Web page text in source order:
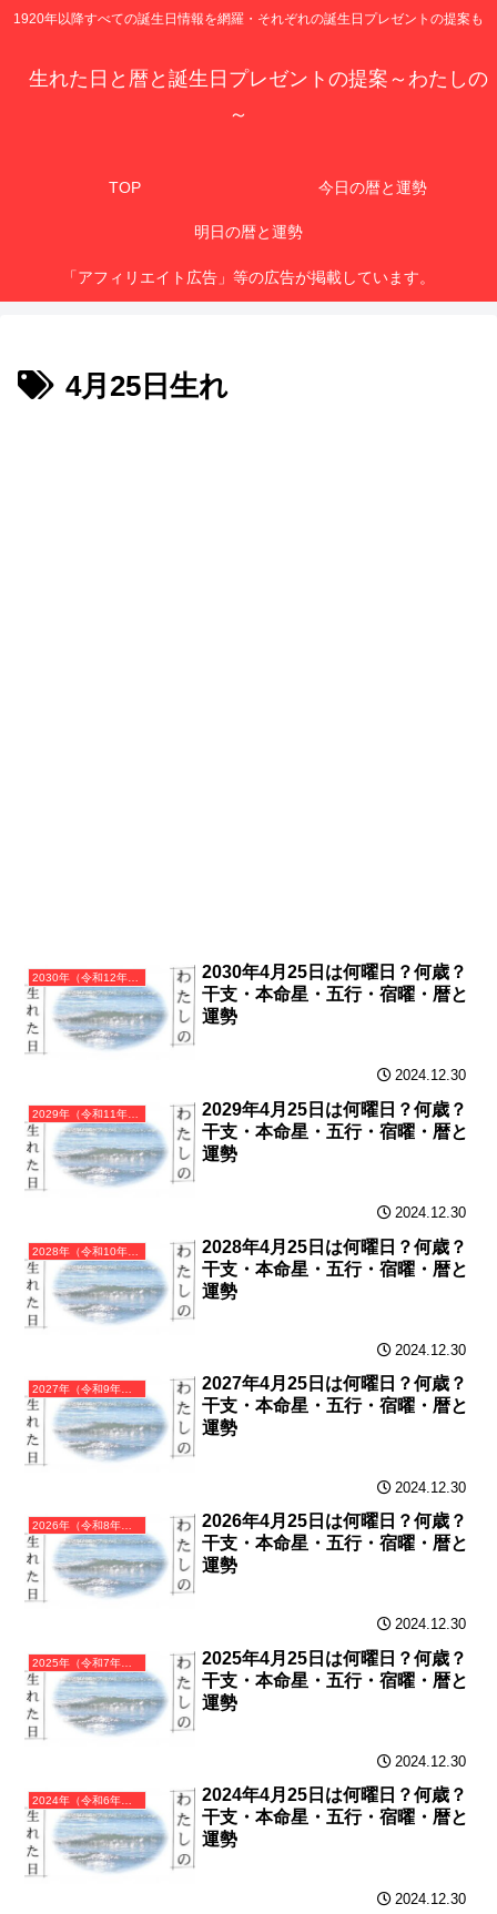
1920年以降すべての誕生日情報を網羅・それぞれの誕生日プレゼントの提案も
生れた日と暦と誕生日プレゼントの提案～わたしの
～
TOP 今日の暦と運勢
明日の暦と運勢
「アフィリエイト広告」等の広告が掲載しています。
4月25日生れ
2030年（令和12年）庚戌（かのえいぬ）・戌年（いぬ年）カレンダー（月曜はじまり）
2030年4月25日は何曜日？何歳？
干支・本命星・五行・宿曜・暦と
運勢
2024.12.30
2029年（令和11年）己酉（つちのととり）・酉年（とり年）カレンダー（月曜はじまり）
2029年4月25日は何曜日？何歳？
干支・本命星・五行・宿曜・暦と
運勢
2024.12.30
2028年（令和10年）戊申（つちのえさる）・申年（さる年）カレンダー（月曜はじまり）
2028年4月25日は何曜日？何歳？
干支・本命星・五行・宿曜・暦と
運勢
2024.12.30
2027年（令和9年）丁未（ひのとひつじ）・未年（ひつじ年）カレンダー（月曜はじまり）
2027年4月25日は何曜日？何歳？
干支・本命星・五行・宿曜・暦と
運勢
2024.12.30
2026年（令和8年）丙午（ひのえうま）・午年（うま年）カレンダー（月曜はじまり）
2026年4月25日は何曜日？何歳？
干支・本命星・五行・宿曜・暦と
運勢
2024.12.30
2025年（令和7年）乙巳（きのとみ）・巳年（へび年）カレンダー（月曜はじまり）
2025年4月25日は何曜日？何歳？
干支・本命星・五行・宿曜・暦と
運勢
2024.12.30
2024年（令和6年）甲辰（きのえたつ）・辰年（たつ年）カレンダー（月曜はじまり）
2024年4月25日は何曜日？何歳？
干支・本命星・五行・宿曜・暦と
運勢
2024.12.30